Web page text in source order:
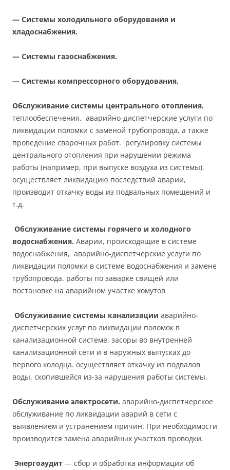
— Системы холодильного оборудования и
хладоснабжения.
— Системы газоснабжения.
— Системы компрессорного оборудования.
Обслуживание системы центрального отопления.
теплообеспечения. аварийно-диспетчерские услуги по
ликвидации поломки с заменой трубопровода, а также
проведение сварочных работ. регулировку системы
центрального отопления при нарушении режима
работы (например, при выпуске воздуха из системы).
осуществляет ликвидацию последствий аварии,
производит откачку воды из подвальных помещений и
т.д.
Обслуживание системы горячего и холодного
водоснабжения. Аварии, происходящие в системе
водоснабжения, аварийно-диспетчерские услуги по
ликвидации поломки в системе водоснабжения и замене
трубопровода. работы по заварке свищей или
постановке на аварийном участке хомутов
Обслуживание системы канализации аварийно-
диспетчерских услуг по ликвидации поломок в
канализационной системе. засоры во внутренней
канализационной сети и в наружных выпусках до
первого колодца. осуществляет откачку из подвалов
воды, скопившейся из-за нарушения работы системы.
Обслуживание электросети. аварийно-диспетчерское
обслуживание по ликвидации аварий в сети с
выявлением и устранением причин. При необходимости
производится замена аварийных участков проводки.
Энергоаудит — сбор и обработка информации об